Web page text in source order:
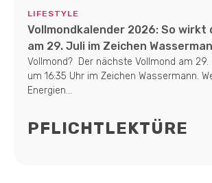
LIFESTYLE
Vollmondkalender 2026: So wirkt
am 29. Juli im Zeichen
Vollmond? Der nächste Vollmond am
um 16:35 Uhr im Zeichen Wassermann.
Energien...
PFLICHTLEKTÜRE